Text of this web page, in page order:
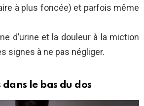
à plus foncée) et parfois même
d’urine et la douleur à la miction
signes à ne pas négliger.
dans le bas du dos